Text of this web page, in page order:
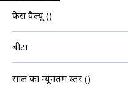
फेस वैल्यू (₹)
बीटा
साल का न्यूनतम स्तर (₹)